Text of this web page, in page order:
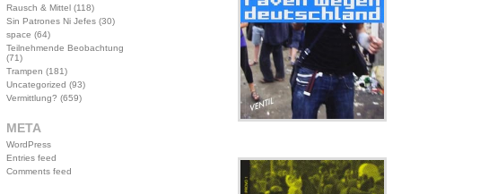
Rausch & Mittel(118)
Sin Patrones Ni Jefes(30)
space (64)
Teilnehmende Beobachtung
(71)
Trampen (181)
Uncategorized (93)
Vermittlung? (659)
META
WordPress
Entries feed
Comments feed